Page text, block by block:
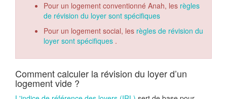
Pour un logement conventionné Anah, les règles
de révision du loyer sont spécifiques
Pour un logement social, les règles de révision du
loyer sont spécifiques .
Comment calculer la révision du loyer d’un
logement vide ?